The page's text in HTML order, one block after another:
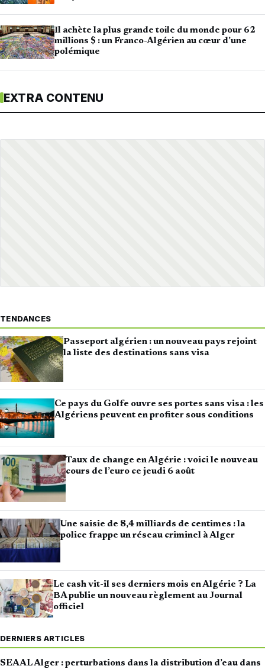
Il achète la plus grande toile du monde pour 62
millions $ : un Franco-Algérien au cœur d’une
polémique
EXTRA CONTENU
TENDANCES
Passeport algérien : un nouveau pays rejoint
la liste des destinations sans visa
Ce pays du Golfe ouvre ses portes sans visa : les
Algériens peuvent en profiter sous conditions
Taux de change en Algérie : voici le nouveau
cours de l’euro ce jeudi 6 août
Une saisie de 8,4 milliards de centimes : la
police frappe un réseau criminel à Alger
Le cash vit-il ses derniers mois en Algérie ? La
BA publie un nouveau règlement au Journal
officiel
DERNIERS ARTICLES
SEAAL Alger : perturbations dans la distribution d’eau dans